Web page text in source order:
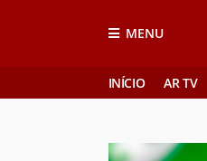
MENU
INÍCIO AR TV